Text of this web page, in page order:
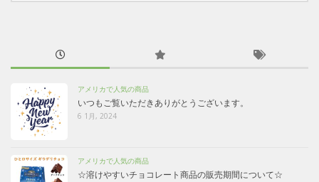
アメリカで人気の商品
いつもご覧いただきありがとうございます。
6 1月, 2024
アメリカで人気の商品
☆溶けやすいチョコレート商品の販売期間について☆